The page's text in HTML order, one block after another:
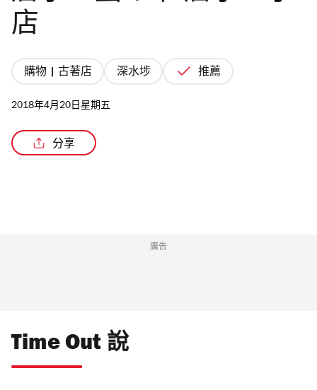
店
購物 | 古著店 深水埗 推薦
2018年4月20日星期五
分享
廣告
Time Out 說